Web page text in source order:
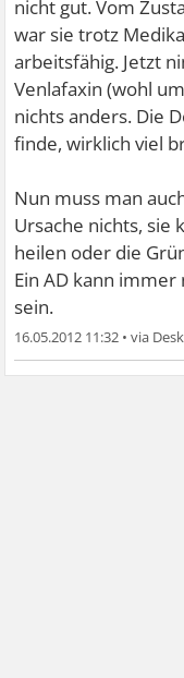
nicht gut. Vom
war sie trotz
arbeitsfähig. Jetzt
Venlafaxin (wohl
nichts anders. Die
finde, wirklich viel
Nun muss man
Ursache nichts, sie
heilen oder die
Ein AD kann
sein.
16.05.2012 11:32 •